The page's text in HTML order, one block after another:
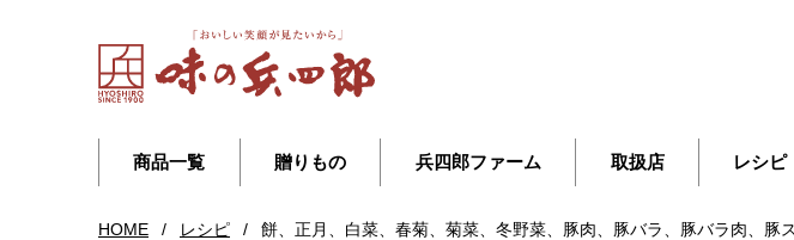
商品一覧 贈りもの 兵四郎ファーム 取扱店 レシピ
HOME / レシピ / 餅、正月、白菜、春菊、菊菜、冬野菜、豚肉、豚バラ、豚バラ肉、豚ス